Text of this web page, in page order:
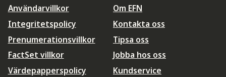
Användarvillkor
Integritetspolicy
Prenumerationsvillkor
FactSet villkor
Värdepapperspolicy
Om EFN
Kontakta oss
Tipsa oss
Jobba hos oss
Kundservice